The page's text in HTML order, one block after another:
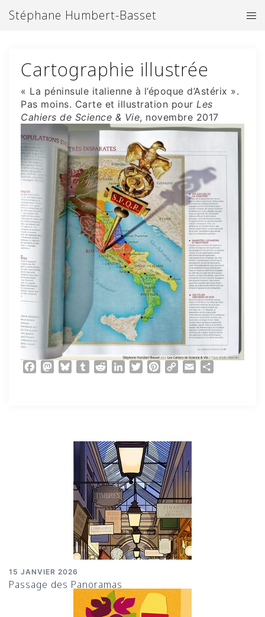
auStéphane Humbert-Basset
Cartographie illustrée
« La péninsule italienne à l’époque d’Astérix ».
Pas moins. Carte et illustration pour Les
Cahiers de Science & Vie, novembre 2017
Facebook
Mastodon
BlueskyTumblrRedditLinkedInTwitterPinterest
CopyEmail
15 JANVIER 2026
Passage des Panoramas